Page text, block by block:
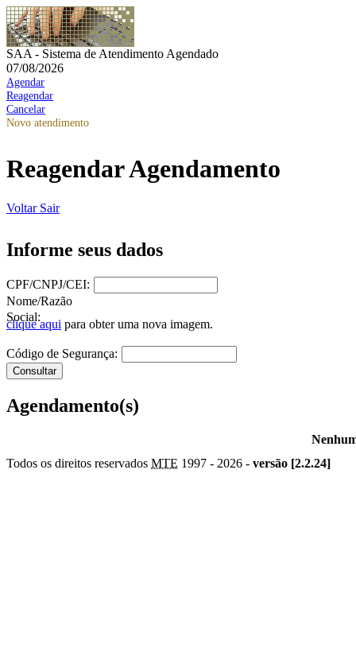
SAA - Sistema de Atendimento Agendado
07/08/2026
Agendar
Reagendar
Cancelar
Novo atendimento
Reagendar Agendamento
Voltar Sair
Informe seus dados
CPF/CNPJ/CEI:
Nome/Razão
Social:
clique aqui para obter uma nova imagem.
Código de Segurança:
Agendamento(s)
Todos os direitos reservados MTE 1997 - 2026 - versão [2.2.24]